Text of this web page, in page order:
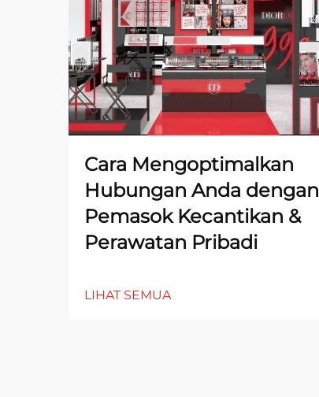
Cara Mengoptimalkan
Hubungan Anda dengan
Pemasok Kecantikan &
Perawatan Pribadi
LIHAT SEMUA